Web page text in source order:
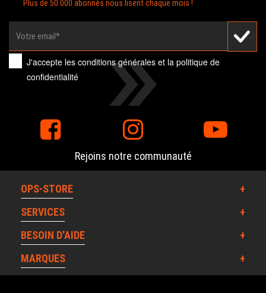
Plus de 50 000 abonnés nous lisent chaque mois !
J'accepte lesconditions générales et lapolitique de
confidentialité
Rejoins notre communauté
OPS-STORE
SERVICES
BESOIN D'AIDE
MARQUES